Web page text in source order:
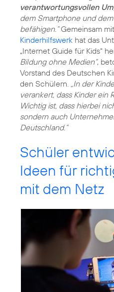
verantwortungsvollen
dem Smartphone und
befähigen.“Gemeinsam
Kinderhilfswerk hat das
„Internet Guide für Kids“
Bildung ohne Medien“,
Vorstand des Deutschen
den Schülern.
„In der
verankert, dass Kinder ein
Wichtig ist, dass hierbei
sondern auch
Deutschland.“
Schüler
Ideen für
mit dem Netz